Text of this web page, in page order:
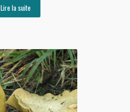
Lire la suite